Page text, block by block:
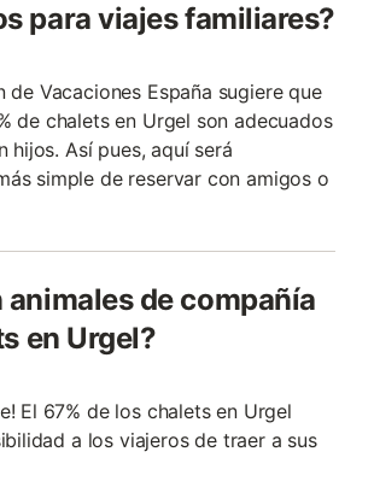
para viajes familiares?
de Vacaciones España sugiere que
de chalets en Urgel son adecuados
hijos. Así pues, aquí será
simple de reservar con amigos o
animales de compañía
en Urgel?
El 67% de los chalets en Urgel
a los viajeros de traer a sus